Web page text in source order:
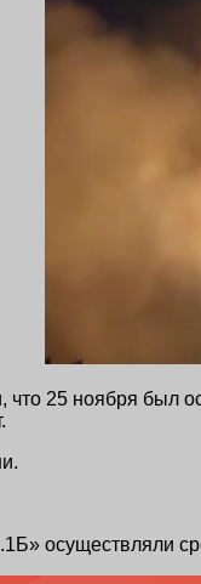
25 ноября был
осуществляли